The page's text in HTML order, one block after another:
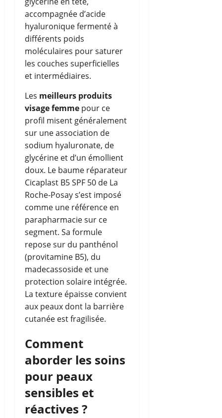
accompagnée d’acide
hyaluronique fermenté à
différents poids
moléculaires pour saturer
les couches superficielles
et intermédiaires.
Les meilleurs produits
visage femme pour ce
profil misent généralement
sur une association de
sodium hyaluronate, de
glycérine et d’un émollient
doux. Le baume réparateur
Cicaplast B5 SPF 50 de La
Roche-Posay s’est imposé
comme une référence en
parapharmacie sur ce
segment. Sa formule
repose sur du panthénol
(provitamine B5), du
madecassoside et une
protection solaire intégrée.
La texture épaisse convient
aux peaux dont la barrière
cutanée est fragilisée.
Comment
aborder les soins
pour peaux
sensibles et
réactives ?